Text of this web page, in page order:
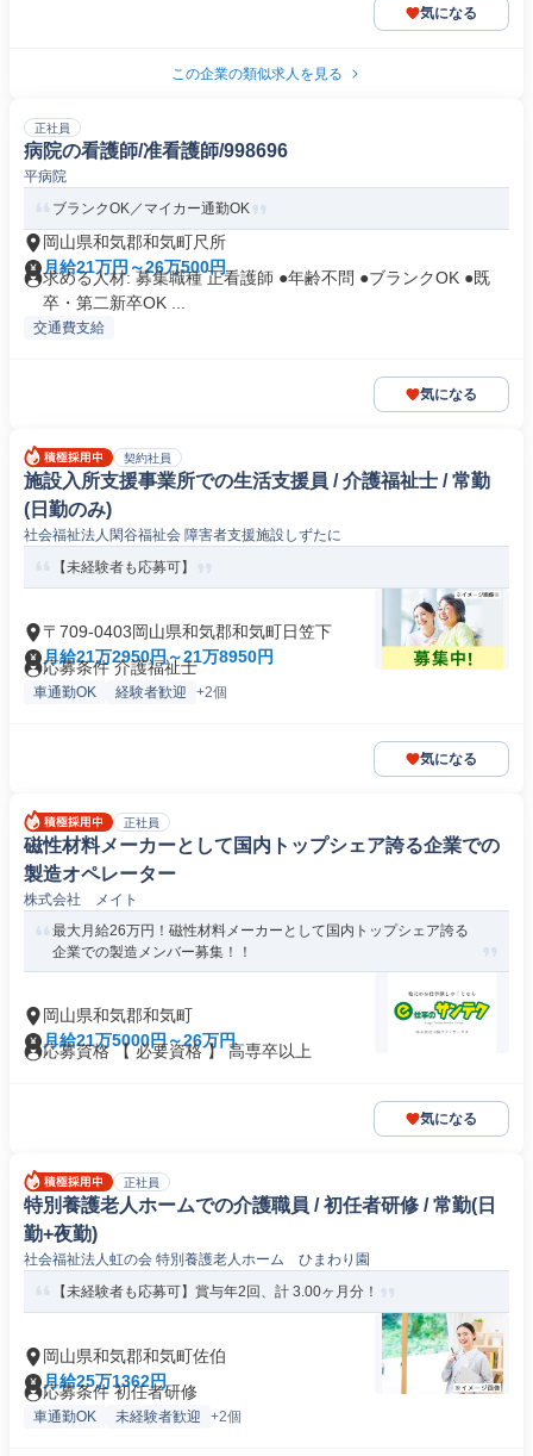
気になる
この企業の類似求人を見る
正社員
病院の看護師/准看護師/998696
平病院
ブランクOK／マイカー通勤OK
岡山県和気郡和気町尺所
月給21万円～26万500円
求める人材: 募集職種 正看護師 ●年齢不問 ●ブランクOK ●既
卒・第二新卒OK ...
交通費支給
気になる
契約社員
施設入所支援事業所での生活支援員 / 介護福祉士 / 常勤
(日勤のみ)
社会福祉法人閑谷福祉会 障害者支援施設しずたに
【未経験者も応募可】
〒709-0403岡山県和気郡和気町日笠下
月給21万2950円～21万8950円
応募条件 介護福祉士
車通勤OK 経験者歓迎 +2個
気になる
正社員
磁性材料メーカーとして国内トップシェア誇る企業での
製造オペレーター
株式会社 メイト
最大月給26万円！磁性材料メーカーとして国内トップシェア誇る
企業での製造メンバー募集！！
岡山県和気郡和気町
月給21万5000円～26万円
応募資格 【 必要資格 】 高専卒以上
気になる
正社員
特別養護老人ホームでの介護職員 / 初任者研修 / 常勤(日
勤+夜勤)
社会福祉法人虹の会 特別養護老人ホーム ひまわり園
【未経験者も応募可】賞与年2回、計 3.00ヶ月分！
岡山県和気郡和気町佐伯
月給25万1362円
応募条件 初任者研修
車通勤OK 未経験者歓迎 +2個